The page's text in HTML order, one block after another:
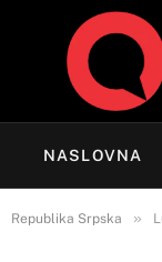
NASLOVNA
Republika Srpska »